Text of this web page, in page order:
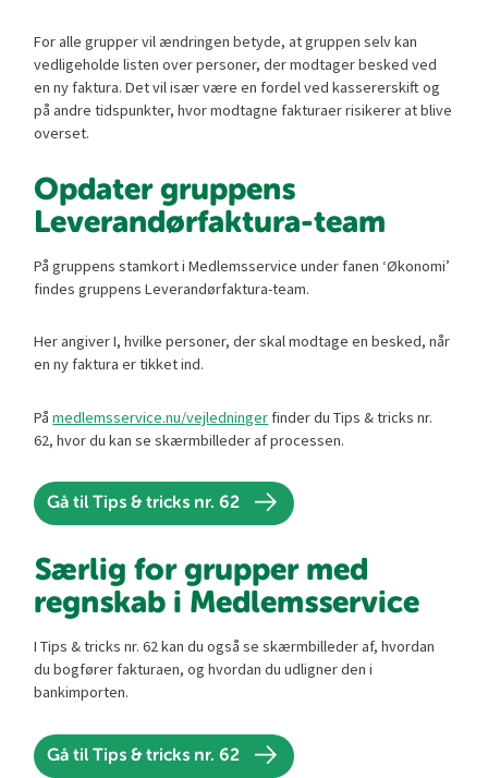
For alle grupper vil ændringen betyde, at gruppen selv kan
vedligeholde listen over personer, der modtager besked ved
en ny faktura. Det vil især være en fordel ved kassererskift og
på andre tidspunkter, hvor modtagne fakturaer risikerer at blive
overset.
Opdater gruppens
Leverandørfaktura-team
På gruppens stamkort i Medlemsservice under fanen ‘Økonomi’
findes gruppens Leverandørfaktura-team.
Her angiver I, hvilke personer, der skal modtage en besked, når
en ny faktura er tikket ind.
Påmedlemsservice.nu/vejledningerfinder du Tips & tricks nr.
62, hvor du kan se skærmbilleder af processen.
Gå til Tips & tricks nr. 62
Særlig for grupper med
regnskab i Medlemsservice
I Tips & tricks nr. 62 kan du også se skærmbilleder af, hvordan
du bogfører fakturaen, og hvordan du udligner den i
bankimporten.
Gå til Tips & tricks nr. 62